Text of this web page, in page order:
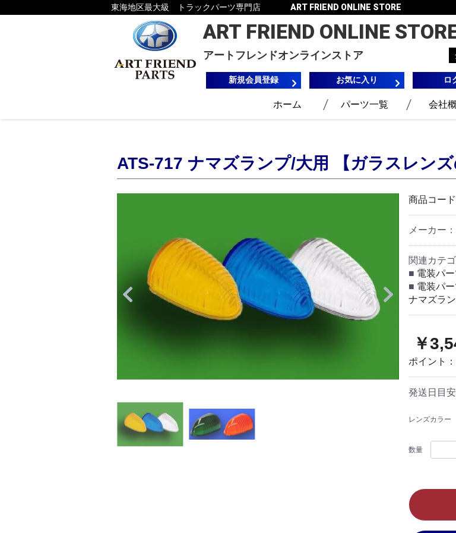
東海地区最大級 トラックパーツ専門店 ART FRIEND ONLINE STORE
ART FRIEND ONLINE
アートフレンドオンラインストア
新規会員登録 お気に入り ロ
ホーム パーツ一覧 会社
ATS-717 ナマズランプ/大用 【ガラスレン
商品コード
メーカー
関連カテゴ
電装パ
電装パ
ナマズラ
￥
ポイント：
発送日目安
レンズカラー
数量